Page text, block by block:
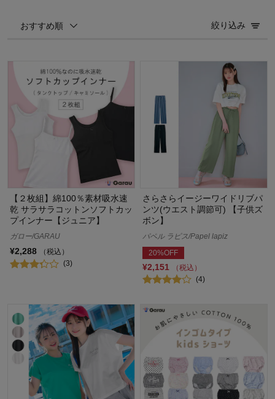
おすすめ順 絞り込み
【２枚組】綿100％素材吸水速
乾 サラサラコットンソフトカッ
プインナー【ジュニア】
ガロー/GARAU
¥2,288
（税込）
(3)
さらさらイージーワイドリブパ
ンツ(ウエスト調節可) 【子供ズ
ボン】
パペル ラピス/Papel lapiz
20%OFF
¥2,151
（税込）
(4)